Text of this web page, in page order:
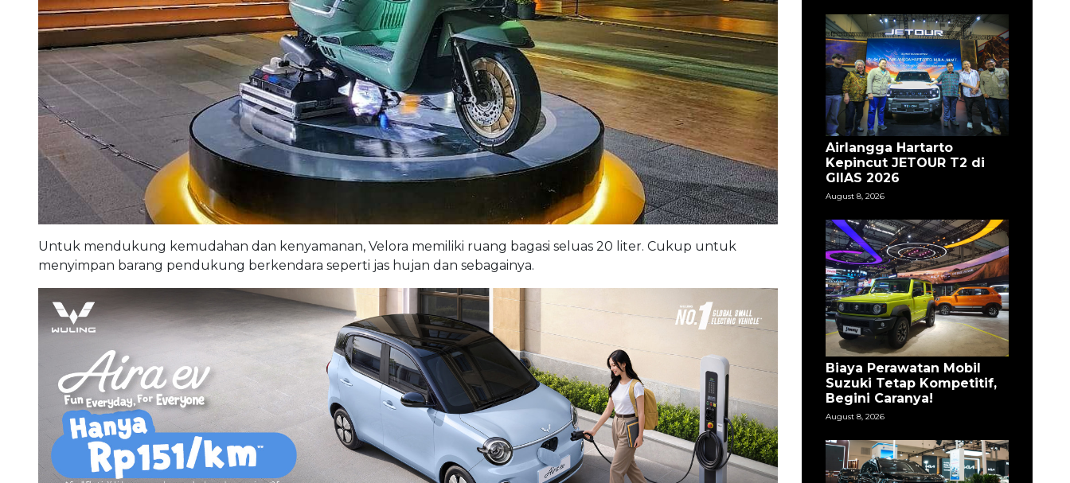
Untuk mendukung kemudahan dan kenyamanan, Velora memiliki ruang bagasi seluas 20 liter. Cukup untuk
menyimpan barang pendukung berkendara seperti jas hujan dan sebagainya.
Airlangga Hartarto
Kepincut JETOUR T2 di
GIIAS 2026
August 8, 2026
Biaya Perawatan Mobil
Suzuki Tetap Kompetitif,
Begini Caranya!
August 8, 2026